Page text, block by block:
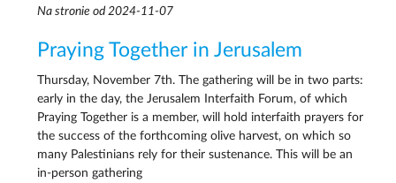
Na stronie od 2024-11-07
Praying Together in Jerusalem
Thursday, November 7th. The gathering will be in two parts:
early in the day, the Jerusalem Interfaith Forum, of which
Praying Together is a member, will hold interfaith prayers for
the success of the forthcoming olive harvest, on which so
many Palestinians rely for their sustenance. This will be an
in-person gathering